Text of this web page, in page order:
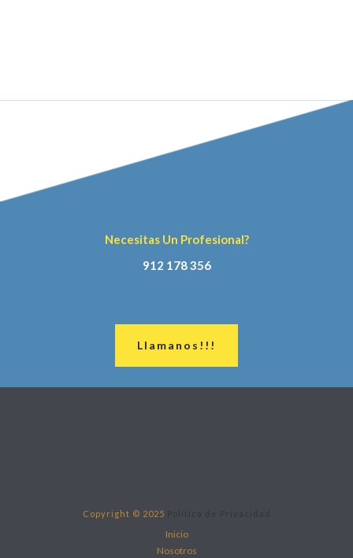
Necesitas Un Profesional?
912 178 356
Llamanos!!!
Copyright © 2025 Política de Privacidad
Inicio
Nosotros